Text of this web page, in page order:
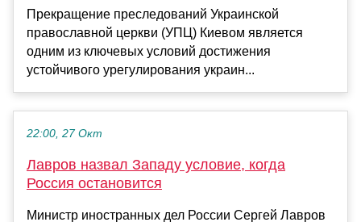
Прекращение преследований Украинской
православной церкви (УПЦ) Киевом является
одним из ключевых условий достижения
устойчивого урегулирования украин...
22:00, 27 Окт
Лавров назвал Западу условие, когда
Россия остановится
Министр иностранных дел России Сергей Лавров